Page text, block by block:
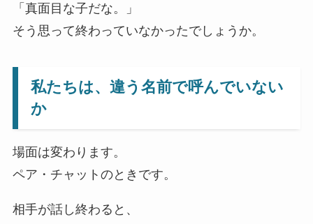
「真面目な子だな。」
そう思って終わっていなかったでしょうか。
私たちは、違う名前で呼んでいない
か
場面は変わります。
ペア・チャットのときです。
相手が話し終わると、